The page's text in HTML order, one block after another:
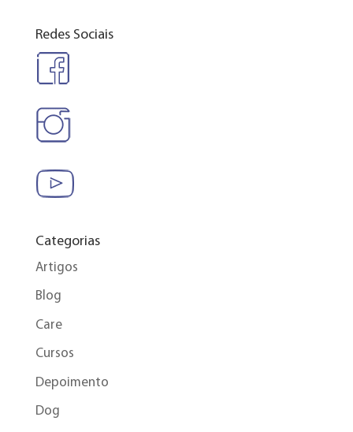
Redes Sociais
Categorias
Artigos
Blog
Care
Cursos
Depoimento
Dog